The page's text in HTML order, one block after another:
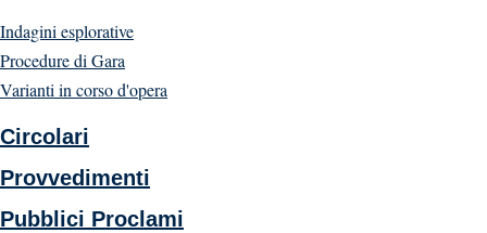
Indagini esplorative
Procedure di Gara
Varianti in corso d'opera
Circolari
Provvedimenti
Pubblici Proclami